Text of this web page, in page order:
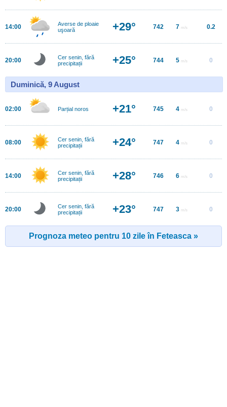
14:00
Averse de ploaie
uşoară
+29° 742 7 m/s 0.2
20:00
Cer senin, fără
precipitații
+25° 744 5 m/s 0
Duminică, 9 August
02:00 Parțial noros +21° 745 4 m/s 0
08:00
Cer senin, fără
precipitații
+24° 747 4 m/s 0
14:00
Cer senin, fără
precipitații
+28° 746 6 m/s 0
20:00
Cer senin, fără
precipitații
+23° 747 3 m/s 0
Prognoza meteo pentru 10 zile în Feteasca »